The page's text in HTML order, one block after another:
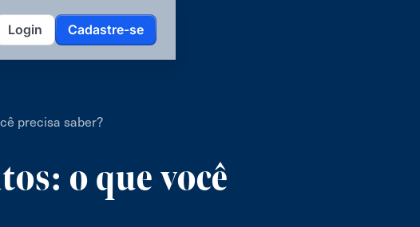
Login Cadastre-se
precisa saber?
o que você